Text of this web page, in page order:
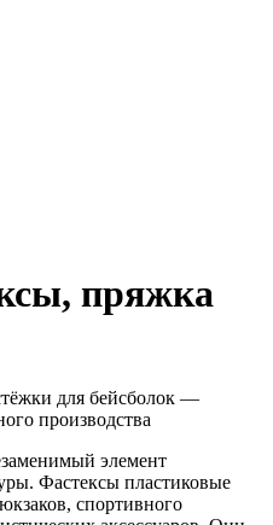
пряжка
для бейсболок —
производства
элемент
Фастексы пластиковые
спортивного